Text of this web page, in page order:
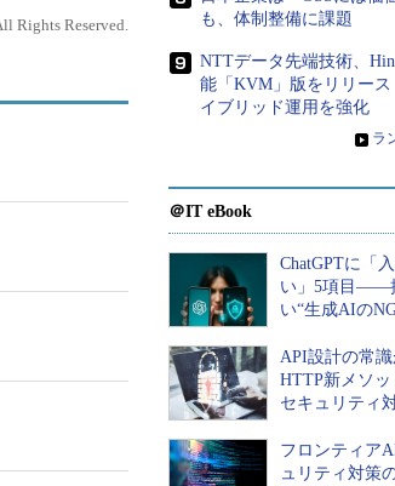
しています。
目次に戻る
Rights Reserved.
も、体制整備に課題
NTTデータ先端技術、
能「KVM」版をリリー
イブリッド運用を強化
» ラ
＠IT eBook
ChatGPTに「
い」5項目――
い“生成AIの
API設計の常
HTTP新メソッ
セキュリティ
フロンティア
ュリティ対策